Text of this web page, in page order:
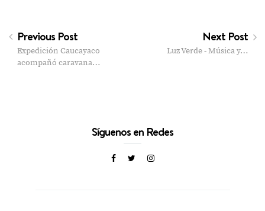
Previous Post
Expedición Caucayaco
acompañó caravana…
Next Post
Luz Verde - Música y…
Síguenos en Redes